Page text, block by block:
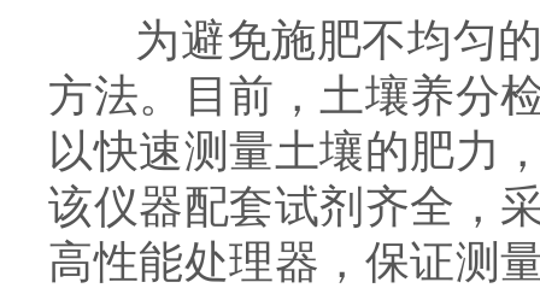
为避免施肥不均匀
方法。目前，土壤养分
以快速测量土壤的肥力
该仪器配套试剂齐全，
高性能处理器，保证测